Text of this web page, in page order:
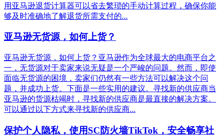
用亚马逊退货计算器可以省去繁琐的手动计算过程，确保你能
够及时准确地了解退货所需支付的...
亚马逊无货源，如何上货？
亚马逊无货源，如何上货？亚马逊作为全球最大的电商平台之
一，无货源对于卖家来说无疑是一个严峻的问题。然而，即使
面临无货源的困境，卖家们仍然有一些方法可以解决这个问
题，并成功上货。下面是一些实用的建议。寻找新的供应商当
亚马逊的货源枯竭时，寻找新的供应商是最直接的解决方案。
可以通过以下方式来寻找新的供应商...
保护个人隐私，使用SC防火墙TikTok，安全畅享社